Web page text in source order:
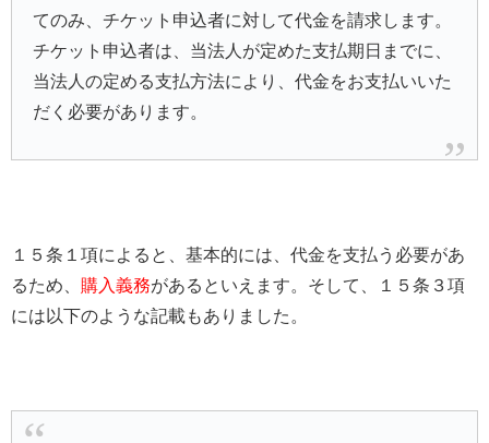
てのみ、チケット申込者に対して代金を請求します。
チケット申込者は、当法人が定めた支払期日までに、
当法人の定める支払方法により、代金をお支払いいた
だく必要があります。
１５条１項によると、基本的には、代金を支払う必要があ
るため、 購入義務があるといえます。そして、１５条３項
には以下のような記載もありました。